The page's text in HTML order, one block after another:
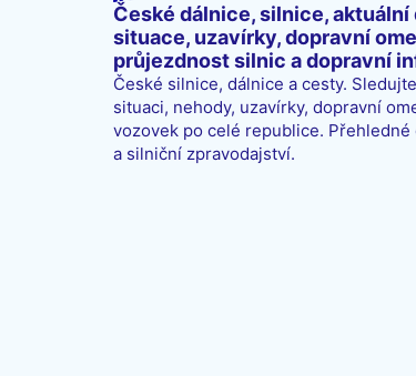
České dálnice, silnice, aktuální
situace, uzavírky, dopravní
průjezdnost silnic a dopravní
České silnice, dálnice a cesty.
situaci, nehody, uzavírky, dopravní
vozovek po celé republice.
a silniční zpravodajství.